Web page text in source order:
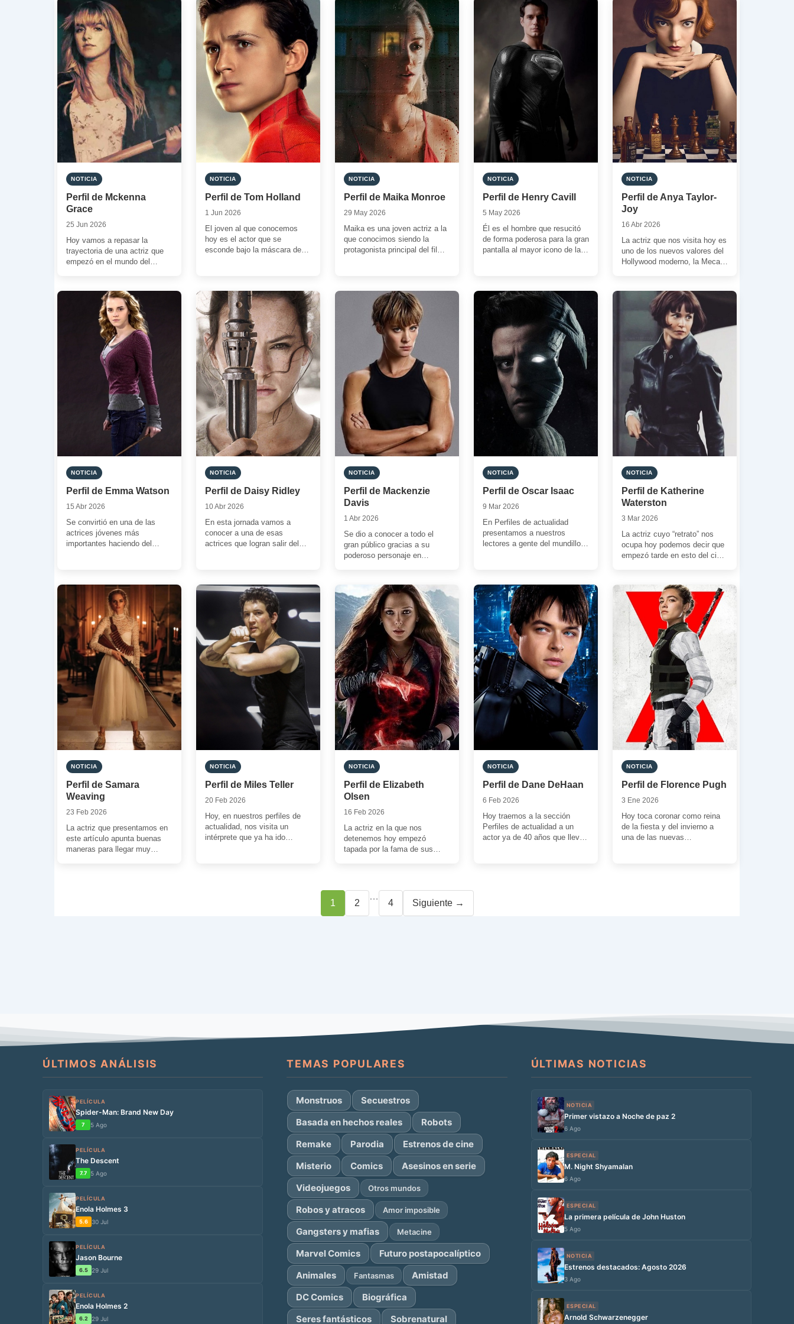
NOTICIA
Perfil de Mckenna
Grace
25 Jun 2026
Hoy vamos a repasar la
trayectoria de una actriz que
empezó en el mundo del
NOTICIA
Perfil de Tom Holland
1 Jun 2026
El joven al que conocemos
hoy es el actor que se
esconde bajo la máscara de
NOTICIA
Perfil de Maika Monroe
29 May 2026
Maika es una joven actriz a la
que conocimos siendo la
protagonista principal del film
NOTICIA
Perfil de Henry Cavill
5 May 2026
Él es el hombre que resucitó
de forma poderosa para la gran
pantalla al mayor icono de la
NOTICIA
Perfil de Anya Taylor-
Joy
16 Abr 2026
La actriz que nos visita hoy es
uno de los nuevos valores del
Hollywood moderno, la Meca
NOTICIA
Perfil de Emma Watson
15 Abr 2026
Se convirtió en una de las
actrices jóvenes más
importantes haciendo del
NOTICIA
Perfil de Daisy Ridley
10 Abr 2026
En esta jornada vamos a
conocer a una de esas
actrices que logran salir del
NOTICIA
Perfil de Mackenzie
Davis
1 Abr 2026
Se dio a conocer a todo el
gran público gracias a su
poderoso personaje en
NOTICIA
Perfil de Oscar Isaac
9 Mar 2026
En Perfiles de actualidad
presentamos a nuestros
lectores a gente del mundillo
NOTICIA
Perfil de Katherine
Waterston
3 Mar 2026
La actriz cuyo “retrato” nos
ocupa hoy podemos decir que
empezó tarde en esto del cine.
NOTICIA
Perfil de Samara
Weaving
23 Feb 2026
La actriz que presentamos en
este artículo apunta buenas
maneras para llegar muy
NOTICIA
Perfil de Miles Teller
20 Feb 2026
Hoy, en nuestros perfiles de
actualidad, nos visita un
intérprete que ya ha ido
NOTICIA
Perfil de Elizabeth
Olsen
16 Feb 2026
La actriz en la que nos
detenemos hoy empezó
tapada por la fama de sus
NOTICIA
Perfil de Dane DeHaan
6 Feb 2026
Hoy traemos a la sección
Perfiles de actualidad a un
actor ya de 40 años que lleva
NOTICIA
Perfil de Florence Pugh
3 Ene 2026
Hoy toca coronar como reina
de la fiesta y del invierno a
una de las nuevas
Página
1 Página
2
…
Página
4 Siguiente →
ÚLTIMOS ANÁLISIS
PELÍCULA
Spider-Man: Brand New Day
7 5 Ago
PELÍCULA
The Descent
7.7 5 Ago
PELÍCULA
Enola Holmes 3
5.6 30 Jul
PELÍCULA
Jason Bourne
6.5 29 Jul
PELÍCULA
Enola Holmes 2
6.2 29 Jul
TEMAS POPULARES
Monstruos
Secuestros
Basada en hechos reales
Robots
Remake
Parodia
Estrenos de cine
Misterio
Comics
Asesinos en serie
Videojuegos
Otros mundos
Robos y atracos Amor imposible
Gangsters y mafias Metacine
Marvel Comics
Futuro postapocalíptico
Animales
Fantasmas
Amistad
DC Comics
Biográfica
Seres fantásticos
Sobrenatural
ÚLTIMAS NOTICIAS
NOTICIA
Primer vistazo a Noche de paz 2
6 Ago
ESPECIAL
M. Night Shyamalan
6 Ago
ESPECIAL
La primera película de John Huston
5 Ago
NOTICIA
Estrenos destacados: Agosto 2026
3 Ago
ESPECIAL
Arnold Schwarzenegger